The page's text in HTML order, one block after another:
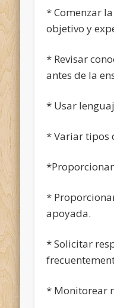
* Comenzar
objetivo y
* Revisar
antes de la
* Usar
* Variar tipos
*
apoyada.
* Solicitar
* Monitorear